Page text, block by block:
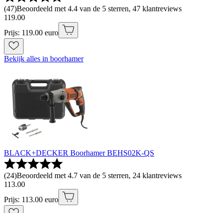
(47)Beoordeeld met 4.4 van de 5 sterren, 47 klantreviews
119.00
Prijs: 119.00 euro
Bekijk alles in boorhamer
BLACK+DECKER Boorhamer BEHS02K-QS
(24)Beoordeeld met 4.7 van de 5 sterren, 24 klantreviews
113.00
Prijs: 113.00 euro